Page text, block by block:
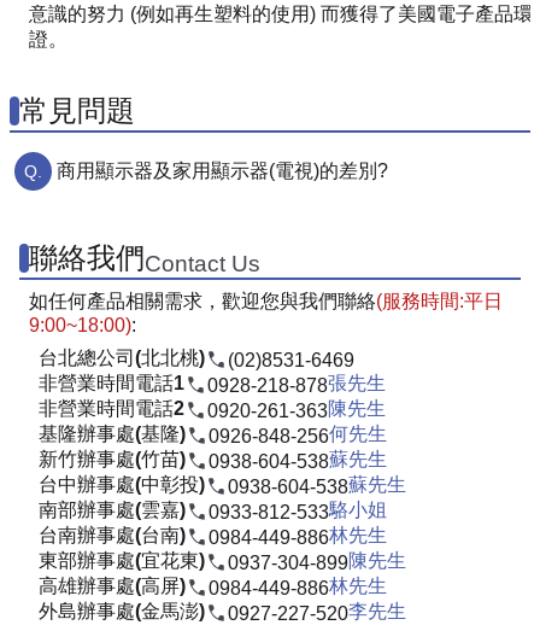
意識的努力 (例如再生塑料的使用) 而獲得了美國電子產品
證。
常見問題
商用顯示器及家用顯示器(電視)的差別?
聯絡我們Contact Us
如任何產品相關需求，歡迎您與我們聯絡(服務時間:平日
9:00~18:00):
台北總公司(北北桃)
(02)8531-6469
非營業時間電話1
0928-218-878張先生
非營業時間電話2
0920-261-363陳先生
基隆辦事處(基隆)
0926-848-256何先生
新竹辦事處(竹苗)
0938-604-538蘇先生
台中辦事處(中彰投)
0938-604-538蘇先生
南部辦事處(雲嘉)
0933-812-533駱小姐
台南辦事處(台南)
0984-449-886林先生
東部辦事處(宜花東)
0937-304-899陳先生
高雄辦事處(高屏)
0984-449-886林先生
外島辦事處(金馬澎)
0927-227-520李先生